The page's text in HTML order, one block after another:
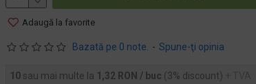
Bazată pe 0 note. - Spune-ţi opinia
Adaugă la favorite
10 sau mai multe la 1,32 RON / buc (3% discount)